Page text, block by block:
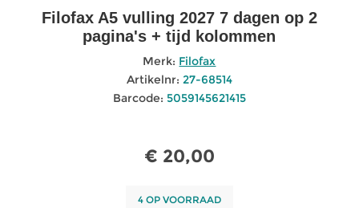
Filofax A5 vulling 2027 7 dagen op 2
pagina's + tijd kolommen
Merk: Filofax
Artikelnr: 27-68514
Barcode: 5059145621415
€ 20,00
4 OP VOORRAAD